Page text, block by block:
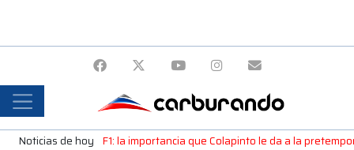
Noticias de hoy F1: la importancia que Colapinto le da a la